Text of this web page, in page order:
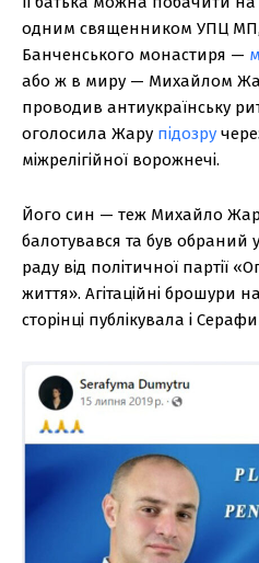
одним священником УПЦ
Банченського монастиря —
або ж в миру — Михайлом
проводив антиукраїнську
оголосила Жару підозру
міжрелігійної ворожнечі.
Його син — теж Михайло Жар
балотувався та був обраний
раду від політичної партії
життя». Агітаційні брошури
сторінці публікувала і